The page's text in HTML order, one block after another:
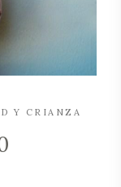
Y CRIANZA